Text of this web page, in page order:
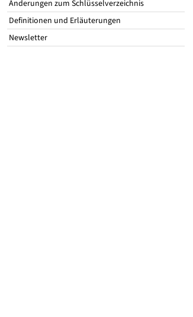
Änderungen zum Schlüsselverzeichnis
Definitionen und Erläuterungen
Newsletter